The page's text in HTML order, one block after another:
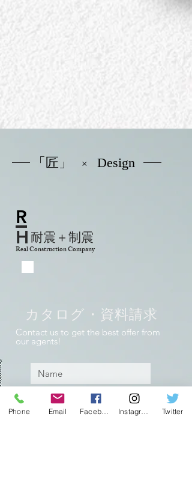
「匠」 × Design
R
耐震＋制震
Real Construction Company
H
​カタログ・資料請求
Contact us to get the best offer from
our agents!
Phone Email Twitter